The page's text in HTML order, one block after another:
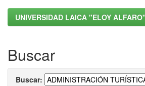
UNIVERSIDAD LAICA "ELOY
Buscar
Buscar: